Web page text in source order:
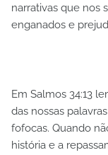
narrativas que nos
enganados e
Em Salmos 34:13
das nossas
fofocas. Quando
história e a